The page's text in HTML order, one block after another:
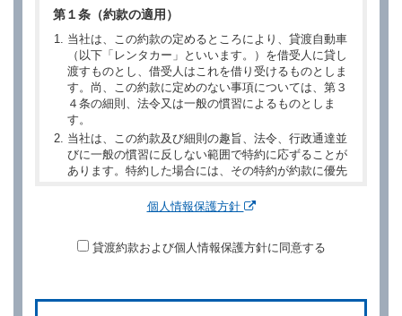
第１条（約款の適用）
当社は、この約款の定めるところにより、貸渡自動車
（以下「レンタカー」といいます。）を借受人に貸し
渡すものとし、借受人はこれを借り受けるものとしま
す。尚、この約款に定めのない事項については、第３
４条の細則、法令又は一般の慣習によるものとしま
す。
当社は、この約款及び細則の趣旨、法令、行政通達並
びに一般の慣習に反しない範囲で特約に応ずることが
あります。特約した場合には、その特約が約款に優先
第２条（予約の申込み）
個人情報保護方針
貸渡約款および個人情報保護方針に同意する